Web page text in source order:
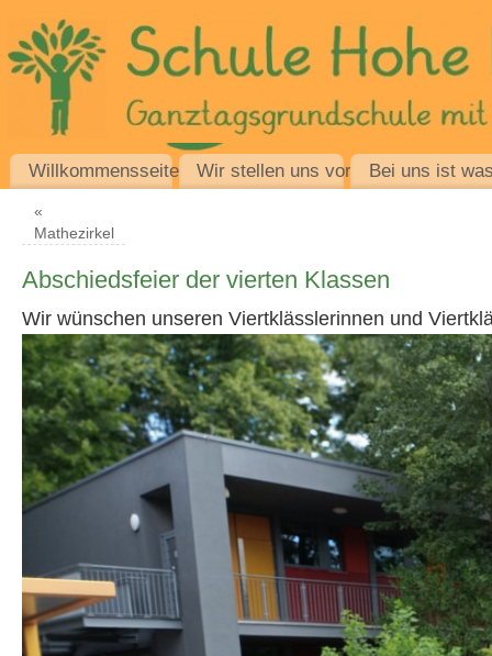
Willkommensseite Wir stellen uns vor Bei uns ist
«
Mathezirkel
Abschiedsfeier der vierten Klassen
Wir wünschen unseren Viertklässlerinnen und